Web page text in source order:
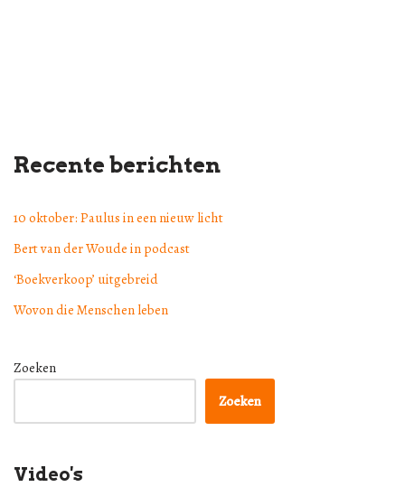
Recente berichten
10 oktober: Paulus in een nieuw licht
Bert van der Woude in podcast
‘Boekverkoop’ uitgebreid
Wovon die Menschen leben
Zoeken
Zoeken
Video's